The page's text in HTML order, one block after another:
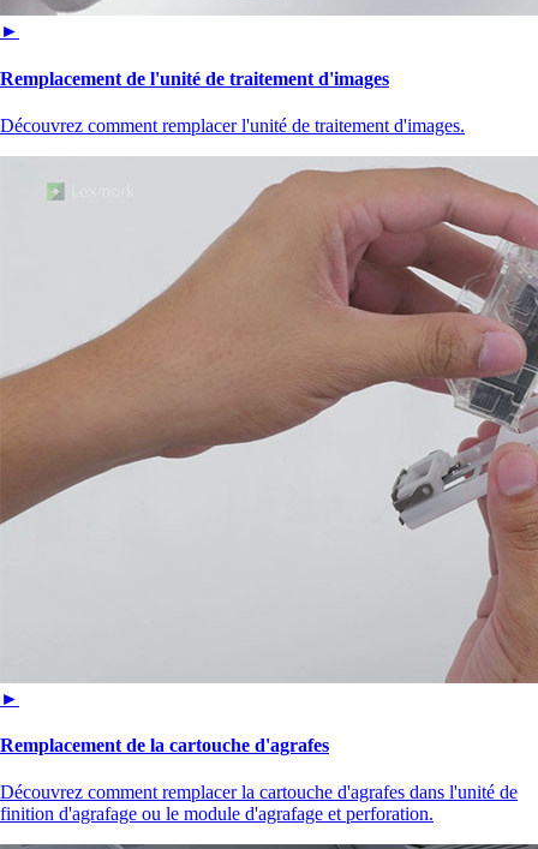
►
Remplacement de l'unité de traitement d'images
Découvrez comment remplacer l'unité de traitement d'images.
►
Remplacement de la cartouche d'agrafes
Découvrez comment remplacer la cartouche d'agrafes dans l'unité de
finition d'agrafage ou le module d'agrafage et perforation.